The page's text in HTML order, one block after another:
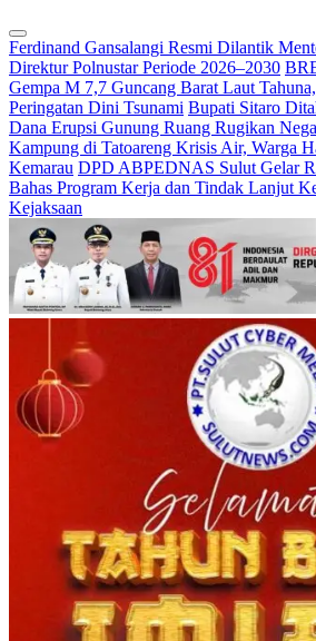
Ferdinand Gansalangi Resmi Dilantik
Direktur Polnustar Periode 2026–2030
Gempa M 7,7 Guncang Barat Laut
Peringatan Dini Tsunami Bupati Sitaro
Dana Erupsi Gunung Ruang Rugikan
Kampung di Tatoareng Krisis Air, Warga
Kemarau DPD ABPEDNAS Sulut Gelar
Bahas Program Kerja dan Tindak Lanjut
Kejaksaan